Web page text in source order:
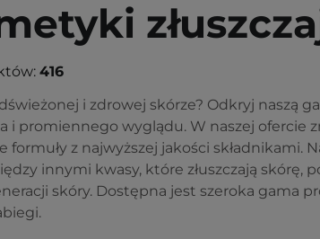
416
i zdrowej skórze? Odkryj naszą
i promiennego wyglądu. W naszej ofercie
formuły z najwyższej jakości składnikami.
innymi kwasy, które złuszczają skórę,
skóry. Dostępna jest szeroka